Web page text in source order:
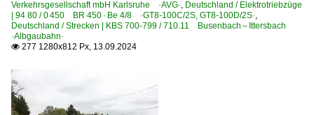
Verkehrsgesellschaft mbH Karlsruhe ·AVG· Deutschland / Elektrotriebzüge
| 94 80 / 0 450 BR 450 · Be 4/8 ·GT8-100C/2S, GT8-100D/2S·
Deutschland / Strecken | KBS 700-799 / 710.11 Busenbach – Ittersbach
·Albgaubahn·
 277 1280x812 Px, 13.09.2024